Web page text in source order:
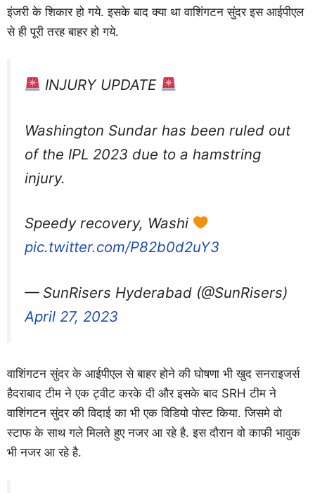
इंजरी के शिकार हो गये. इसके बाद क्या था वाशिंगटन सुंदर इस आईपीएल
से ही पूरी तरह बाहर हो गये.
INJURY UPDATE
Washington Sundar has been ruled out
of the IPL 2023 due to a hamstring
injury.
Speedy recovery, Washi
pic.twitter.com/P82b0d2uY3
— SunRisers Hyderabad (@SunRisers)
April 27, 2023
वाशिंगटन सुंदर के आईपीएल से बाहर होने की घोषणा भी खुद सनराइजर्स
हैदराबाद टीम ने एक ट्वीट करके दी और इसके बाद SRH टीम ने
वाशिंगटन सुंदर की विदाई का भी एक विडियो पोस्ट किया. जिसमे वो
स्टाफ के साथ गले मिलते हुए नजर आ रहे है. इस दौरान वो काफी भावुक
भी नजर आ रहे है.